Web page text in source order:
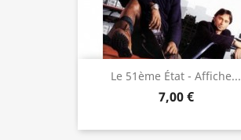
Le 51ème État - Affiche...
7,00 €